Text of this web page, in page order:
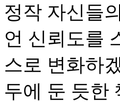
정작 자신들
언 신뢰도를
스로 변화하
두에 둔 듯한